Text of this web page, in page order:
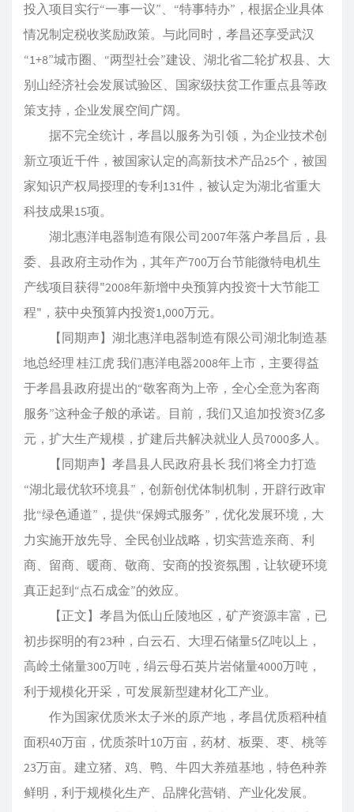
投入项目实行“一事一议”、“特事特办”，根据企业具体
情况制定税收奖励政策。与此同时，孝昌还享受武汉
“1+8”城市圈、“两型社会”建设、湖北省二轮扩权县、大
别山经济社会发展试验区、国家级扶贫工作重点县等政
策支持，企业发展空间广阔。
据不完全统计，孝昌以服务为引领，为企业技术创
新立项近千件，被国家认定的高新技术产品25个，被国
家知识产权局授理的专利131件，被认定为湖北省重大
科技成果15项。
湖北惠洋电器制造有限公司2007年落户孝昌后，县
委、县政府主动作为，其年产700万台节能微特电机生
产线项目获得"2008年新增中央预算内投资十大节能工
程"，获中央预算内投资1,000万元。
【同期声】湖北惠洋电器制造有限公司湖北制造基
地总经理 桂江虎 我们惠洋电器2008年上市，主要得益
于孝昌县政府提出的“敬客商为上帝，全心全意为客商
服务”这种金子般的承诺。目前，我们又追加投资3亿多
元，扩大生产规模，扩建后共解决就业人员7000多人。
【同期声】孝昌县人民政府县长 我们将全力打造
“湖北最优软环境县”，创新创优体制机制，开辟行政审
批“绿色通道”，提供“保姆式服务”，优化发展环境，大
力实施开放先导、全民创业战略，切实营造亲商、利
商、留商、暖商、敬商、安商的投资氛围，让软硬环境
真正起到“点石成金”的效应。
【正文】孝昌为低山丘陵地区，矿产资源丰富，已
初步探明的有23种，白云石、大理石储量5亿吨以上，
高岭土储量300万吨，绢云母石英片岩储量4000万吨，
利于规模化开采，可发展新型建材化工产业。
作为国家优质米太子米的原产地，孝昌优质稻种植
面积40万亩，优质茶叶10万亩，药材、板栗、枣、桃等
23万亩。建立猪、鸡、鸭、牛四大养殖基地，特色种养
鲜明，利于规模化生产、品牌化营销、产业化发展。